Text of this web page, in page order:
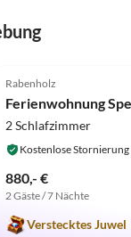
Rabenholz
2 Schlafzimmer
Kostenlose Stornierung
880,- €
2 Gäste / 7 Nächte
Verstecktes Juwel